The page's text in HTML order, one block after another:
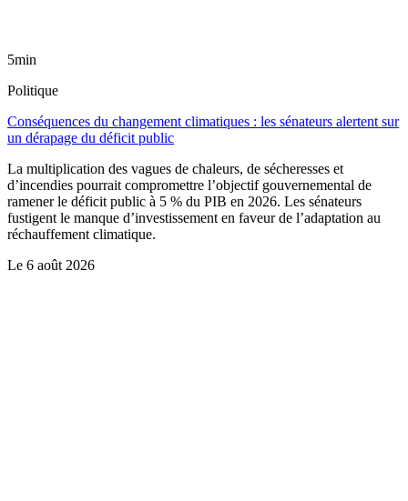
5min
Politique
Conséquences du changement climatiques : les sénateurs alertent sur
un dérapage du déficit public
La multiplication des vagues de chaleurs, de sécheresses et
d’incendies pourrait compromettre l’objectif gouvernemental de
ramener le déficit public à 5 % du PIB en 2026. Les sénateurs
fustigent le manque d’investissement en faveur de l’adaptation au
réchauffement climatique.
Le 6 août 2026